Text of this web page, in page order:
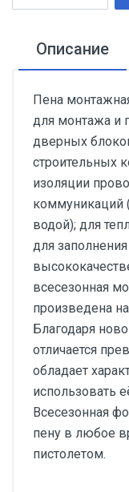
Описание
Пена
для монтажа и
дверных
строительных
изоляции
коммуникаций
водой); для
для
всесезонная
произведена
Благодаря
отличается
обладает
использовать
Всесезонная
пену в любое
пистолетом.